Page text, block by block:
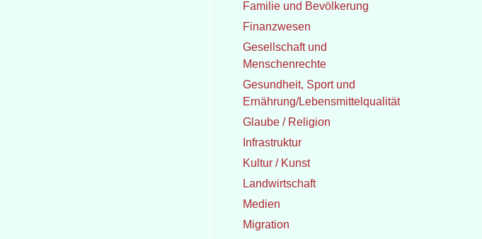
Familie und Bevölkerung
Finanzwesen
Gesellschaft und
Menschenrechte
Gesundheit, Sport und
Ernährung/Lebensmittelqualität
Glaube / Religion
Infrastruktur
Kultur / Kunst
Landwirtschaft
Medien
Migration